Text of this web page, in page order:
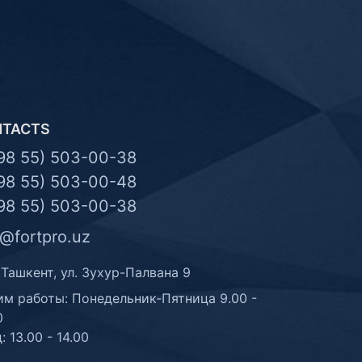
55) 503-00-38
55) 503-00-48
55) 503-00-38
ул. Зухур-Палвана 9
работы: Понедельник-Пятница 9.00 -
13.00 - 14.00